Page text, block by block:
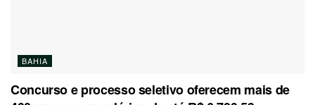
BAHIA
Concurso e processo seletivo oferecem mais de